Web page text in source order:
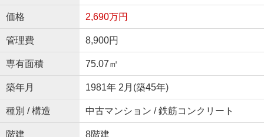
価格 2,690万円
管理費 8,900円
専有面積 75.07㎡
築年月 1981年 2月(築45年)
種別 / 構造 中古マンション / 鉄筋コンクリート
階建 8階建